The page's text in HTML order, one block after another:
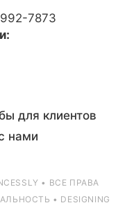
7873
для клиентов
нами
• ВСЕ ПРАВА
• DESIGNING